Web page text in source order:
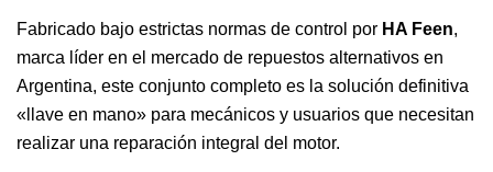
Fabricado bajo estrictas normas de control por HA Feen,
marca líder en el mercado de repuestos alternativos en
Argentina, este conjunto completo es la solución definitiva
«llave en mano» para mecánicos y usuarios que necesitan
realizar una reparación integral del motor.